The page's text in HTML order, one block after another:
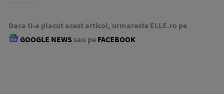
Daca ti-a placut acest articol, urmareste ELLE.ro pe
GOOGLE NEWS sau pe FACEBOOK